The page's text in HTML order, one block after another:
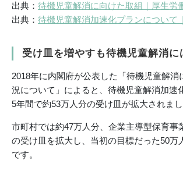
出典： 待機児童解消に向けた取組｜厚生労
出典： 待機児童解消加速化プランについて
受け皿を増やすも待機児童解消に
2018年に内閣府が公表した「待機児童解消
況について」によると、待機児童解消加速
5年間で約53万人分の受け皿が拡大されまし
市町村では約47万人分、企業主導型保育事
の受け皿を拡大し、当初の目標だった50万
です。